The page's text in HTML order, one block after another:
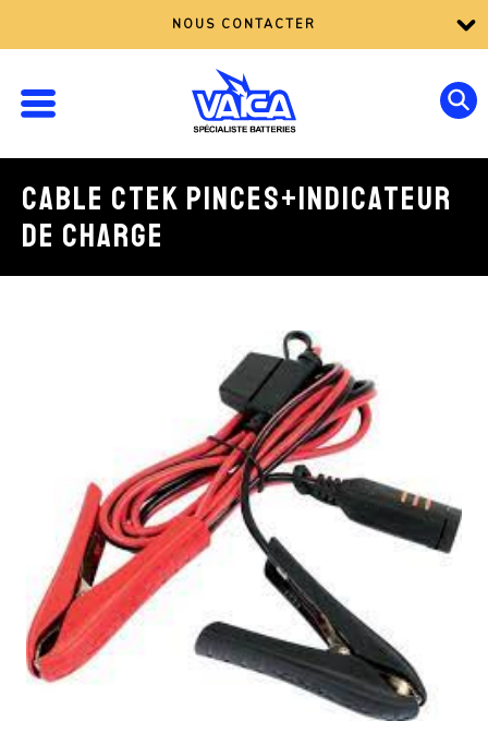
NOUS CONTACTER
CABLE CTEK PINCES+INDICATEUR
DE CHARGE